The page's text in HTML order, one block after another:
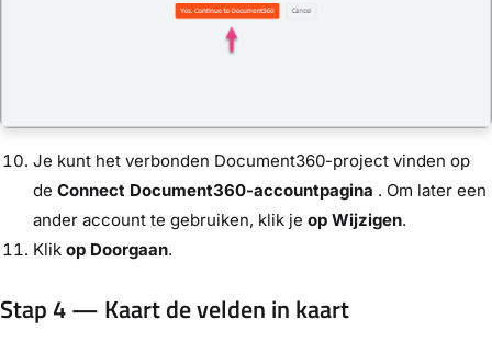
Je kunt het verbonden Document360-project vinden op
de Connect Document360-accountpagina . Om later een
ander account te gebruiken, klik je op Wijzigen.
Klik op Doorgaan.
Stap 4 — Kaart de velden in kaart